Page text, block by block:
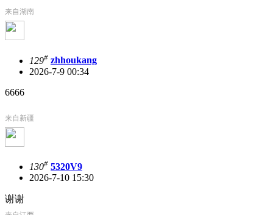
来自湖南
129# zhhoukang
2026-7-9 00:34
6666
来自新疆
130# 5320V9
2026-7-10 15:30
谢谢